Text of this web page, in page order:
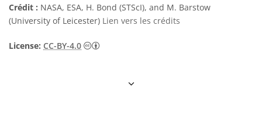
Crédit : NASA, ESA, H. Bond (STScI), and M. Barstow
(University of Leicester) Lien vers les crédits
License: CC-BY-4.0 Creative Commons (CC) Attribution 4.0